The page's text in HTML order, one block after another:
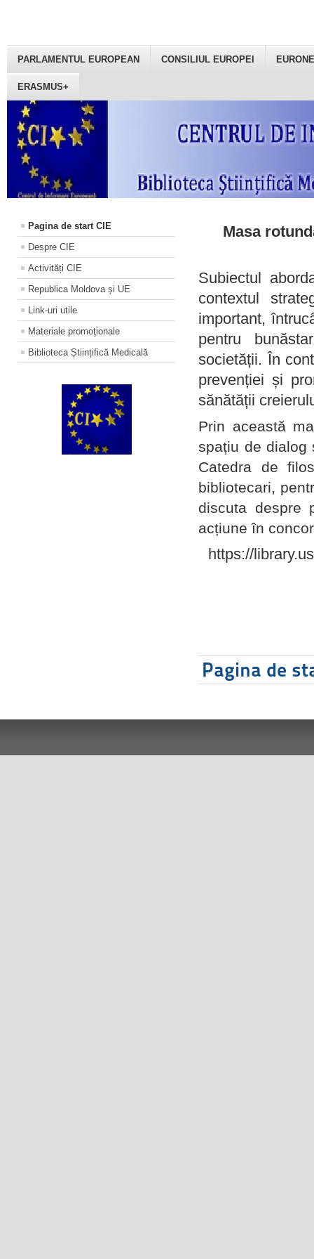
PARLAMENTUL EUROPEAN CONSILIUL EUROPEI
ERASMUS+
Pagina de start CIE
Despre CIE
Activități CIE
Republica Moldova și UE
Link-uri utile
Materiale promoţionale
Biblioteca Științifică Medicală
Masa
Subiectul
contextul
important,
pentru
societății. În
prevenției și
sănătății
Prin această
spațiu de dialog
Catedra de
bibliotecari,
discuta despre
acțiune în
https://
Pagina de